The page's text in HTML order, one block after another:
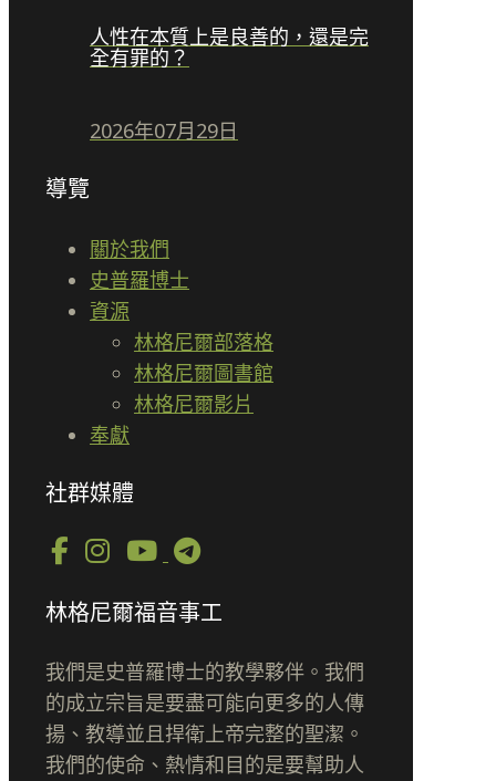
人性在本質上是良善的，還是完
全有罪的？
2026年07月29日
導覽
關於我們
史普羅博士
資源
林格尼爾部落格
林格尼爾圖書館
林格尼爾影片
奉獻
社群媒體
林格尼爾福音事工
我們是史普羅博士的教學夥伴。我們
的成立宗旨是要盡可能向更多的人傳
揚、教導並且捍衛上帝完整的聖潔。
我們的使命、熱情和目的是要幫助人